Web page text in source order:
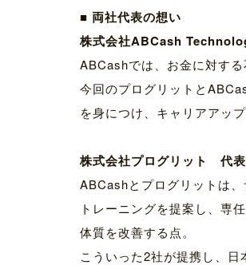
■ 両社代表の想い
株式会社ABCash
ABCashでは、お金に対す
今回のプログリットと
を身につけ、キャリアアッ
株式会社プログリット 代
ABCashとプログリットは
トレーニングを提案し、専
体質を改善する点。
こういった2社が提携し、